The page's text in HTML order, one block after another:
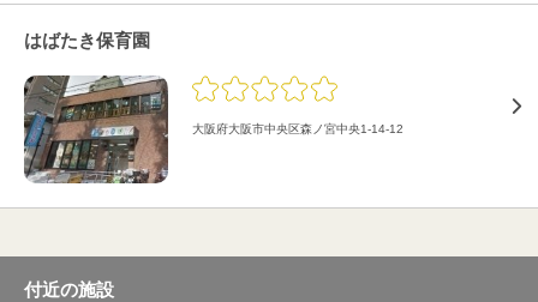
はばたき保育園
大阪府大阪市中央区森ノ宮中央1-14-12
付近の施設